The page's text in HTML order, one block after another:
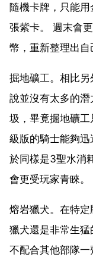
隨機卡牌，只能
張紫卡。 週末會
幣，重新整理出自
掘地礦工。相比
說並沒有太多的
圾，畢竟掘地礦
級版的騎士能夠
於同樣是3聖水消
會更受玩家青睞。
熔岩獵犬。在特
獵犬還是非常生
不配合其他部隊